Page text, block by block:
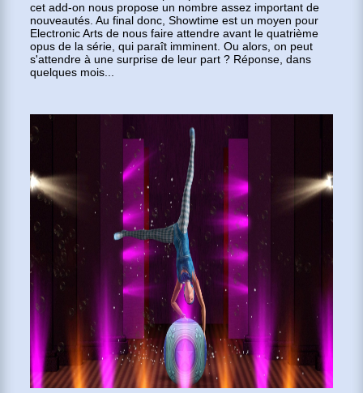
cet add-on nous propose un nombre assez important de
nouveautés. Au final donc, Showtime est un moyen pour
Electronic Arts de nous faire attendre avant le quatrième
opus de la série, qui paraît imminent. Ou alors, on peut
s'attendre à une surprise de leur part ? Réponse, dans
quelques mois...